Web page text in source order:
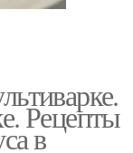
Рецепты
в